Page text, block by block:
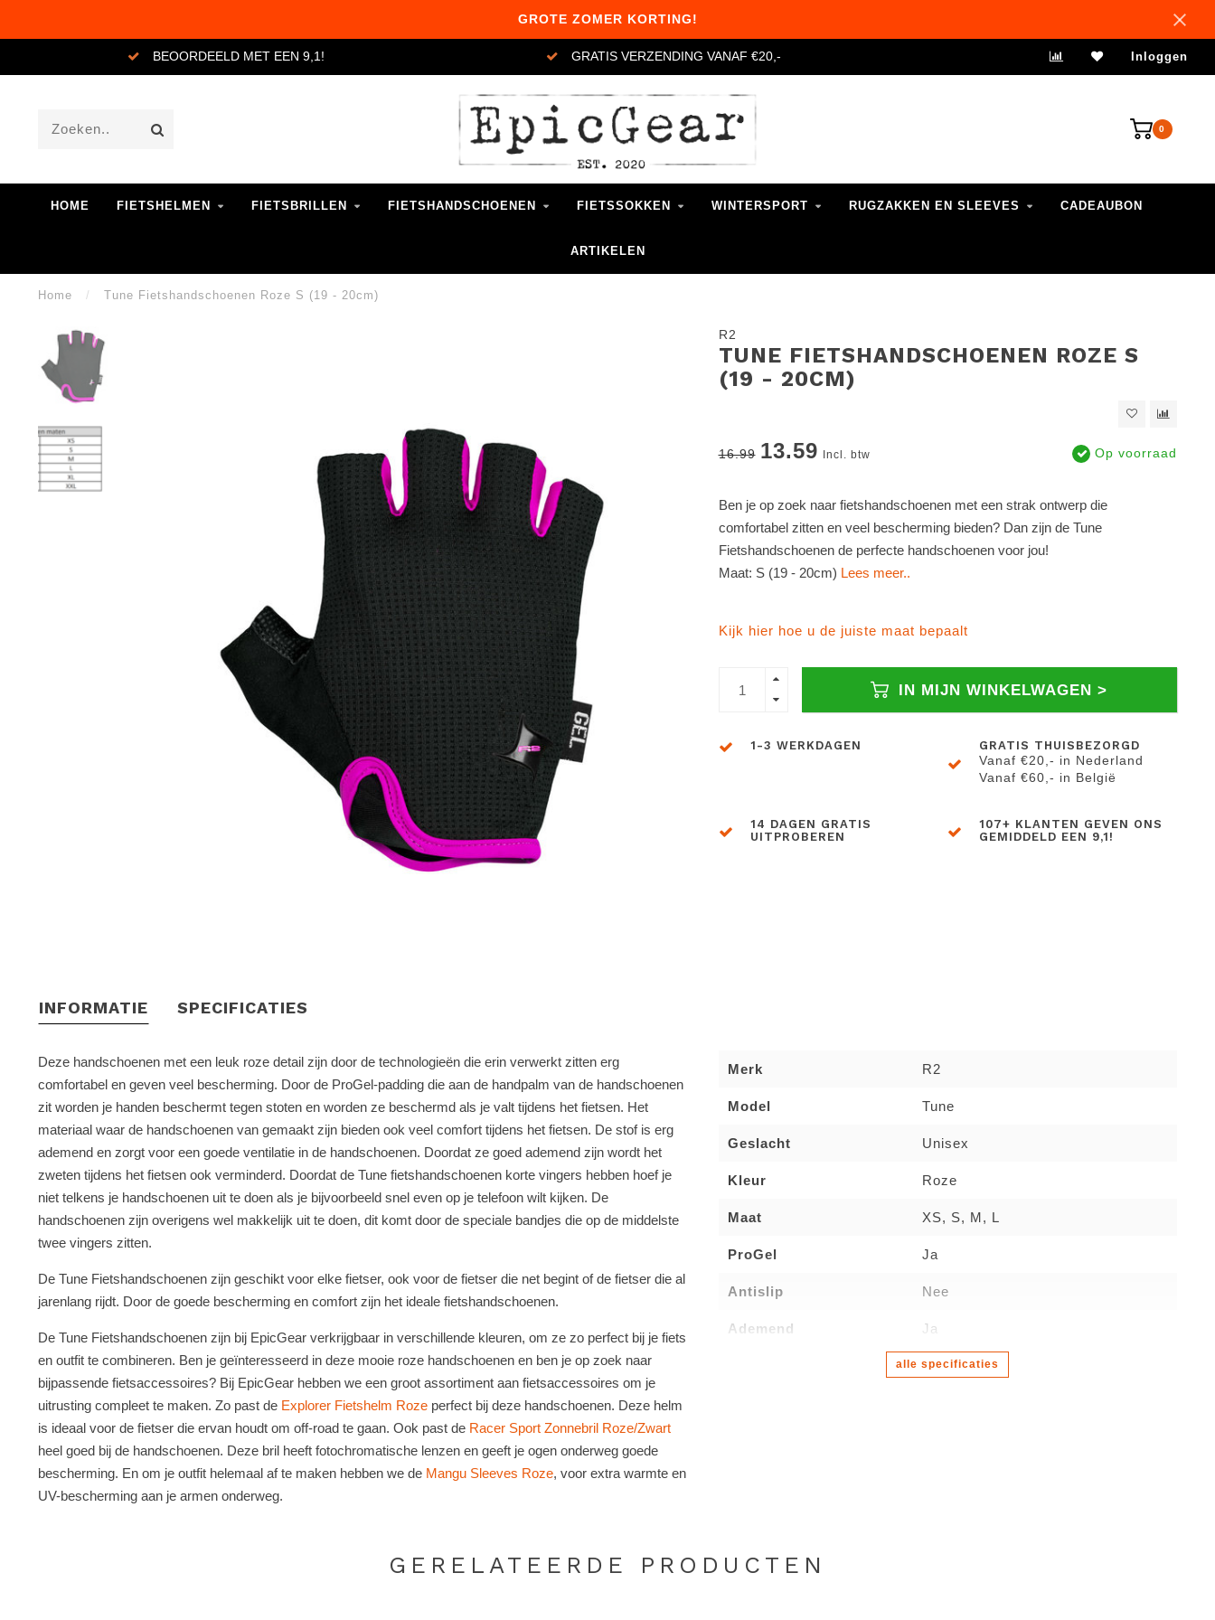
GROTE ZOMER KORTING!
BEOORDEELD MET EEN 9,1! GRATIS VERZENDING VANAF €20,- VERZENDING 1-3 WERKDAGEN
Inloggen
0
HOME FIETSHELMEN FIETSBRILLEN FIETSHANDSCHOENEN FIETSSOKKEN WINTERSPORT RUGZAKKEN EN SLEEVES CADEAUBON
ARTIKELEN
Home / Tune Fietshandschoenen Roze S (19 - 20cm)
R2
TUNE FIETSHANDSCHOENEN ROZE S
(19 - 20CM)
16.99 13.59 Incl. btw Op voorraad
Ben je op zoek naar fietshandschoenen met een strak ontwerp die
comfortabel zitten en veel bescherming bieden? Dan zijn de Tune
Fietshandschoenen de perfecte handschoenen voor jou!
Maat: S (19 - 20cm) Lees meer..
Kijk hier hoe u de juiste maat bepaalt
IN MIJN WINKELWAGEN >
1-3 WERKDAGEN
GRATIS THUISBEZORGD
Vanaf €20,- in Nederland
Vanaf €60,- in België
14 DAGEN GRATIS
UITPROBEREN
107+ KLANTEN GEVEN ONS
GEMIDDELD EEN 9,1!
INFORMATIE SPECIFICATIES
Deze handschoenen met een leuk roze detail zijn door de technologieën die erin verwerkt zitten erg
comfortabel en geven veel bescherming. Door de ProGel-padding die aan de handpalm van de handschoenen
zit worden je handen beschermt tegen stoten en worden ze beschermd als je valt tijdens het fietsen. Het
materiaal waar de handschoenen van gemaakt zijn bieden ook veel comfort tijdens het fietsen. De stof is erg
ademend en zorgt voor een goede ventilatie in de handschoenen. Doordat ze goed ademend zijn wordt het
zweten tijdens het fietsen ook verminderd. Doordat de Tune fietshandschoenen korte vingers hebben hoef je
niet telkens je handschoenen uit te doen als je bijvoorbeeld snel even op je telefoon wilt kijken. De
handschoenen zijn overigens wel makkelijk uit te doen, dit komt door de speciale bandjes die op de middelste
twee vingers zitten.
De Tune Fietshandschoenen zijn geschikt voor elke fietser, ook voor de fietser die net begint of de fietser die al
jarenlang rijdt. Door de goede bescherming en comfort zijn het ideale fietshandschoenen.
De Tune Fietshandschoenen zijn bij EpicGear verkrijgbaar in verschillende kleuren, om ze zo perfect bij je fiets
en outfit te combineren. Ben je geïnteresseerd in deze mooie roze handschoenen en ben je op zoek naar
bijpassende fietsaccessoires? Bij EpicGear hebben we een groot assortiment aan fietsaccessoires om je
uitrusting compleet te maken. Zo past de Explorer Fietshelm Roze perfect bij deze handschoenen. Deze helm
is ideaal voor de fietser die ervan houdt om off-road te gaan. Ook past de Racer Sport Zonnebril Roze/Zwart
heel goed bij de handschoenen. Deze bril heeft fotochromatische lenzen en geeft je ogen onderweg goede
bescherming. En om je outfit helemaal af te maken hebben we de Mangu Sleeves Roze, voor extra warmte en
UV-bescherming aan je armen onderweg.
Merk R2
Model Tune
Geslacht Unisex
Kleur Roze
Maat XS, S, M, L
ProGel Ja
Antislip Nee
Ademend Ja
alle specificaties
GERELATEERDE PRODUCTEN